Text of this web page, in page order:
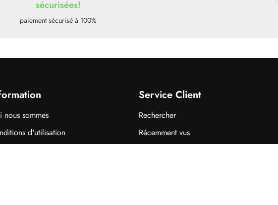
sécurisées!
paiement sécurisé à 100%
nous sommes
d'utilisation
Service Client
Rechercher
Récemment vus